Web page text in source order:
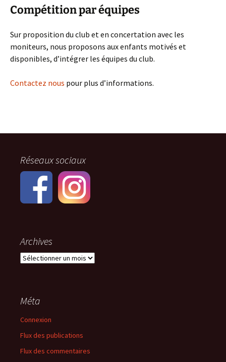
Compétition par équipes
Sur proposition du club et en concertation avec les
moniteurs, nous proposons aux enfants motivés et
disponibles, d’intégrer les équipes du club.
Contactez nous pour plus d’informations.
Réseaux sociaux
Archives
Archives
Méta
Connexion
Flux des publications
Flux des commentaires